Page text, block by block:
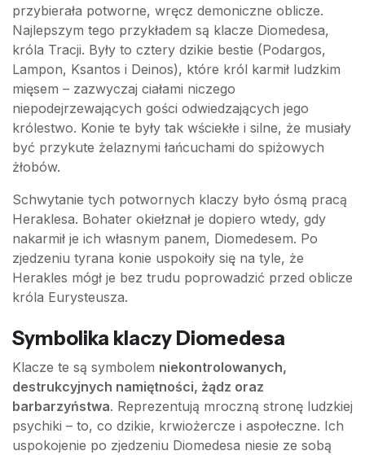
przybierała potworne, wręcz demoniczne oblicze.
Najlepszym tego przykładem są klacze Diomedesa,
króla Tracji. Były to cztery dzikie bestie (Podargos,
Lampon, Ksantos i Deinos), które król karmił ludzkim
mięsem – zazwyczaj ciałami niczego
niepodejrzewających gości odwiedzających jego
królestwo. Konie te były tak wściekłe i silne, że musiały
być przykute żelaznymi łańcuchami do spiżowych
żłobów.
Schwytanie tych potwornych klaczy było ósmą pracą
Heraklesa. Bohater okiełznał je dopiero wtedy, gdy
nakarmił je ich własnym panem, Diomedesem. Po
zjedzeniu tyrana konie uspokoiły się na tyle, że
Herakles mógł je bez trudu poprowadzić przed oblicze
króla Eurysteusza.
Symbolika klaczy Diomedesa
Klacze te są symbolem niekontrolowanych,
destrukcyjnych namiętności, żądz oraz
barbarzyństwa. Reprezentują mroczną stronę ludzkiej
psychiki – to, co dzikie, krwiożercze i aspołeczne. Ich
uspokojenie po zjedzeniu Diomedesa niesie ze sobą